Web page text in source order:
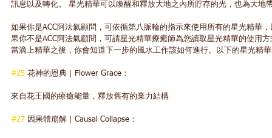
訊息以及轉化。 星光精華可以喚醒和釋放大地之內所貯存的光，也為大地
如果你是ACC阿法氣顧問，可依循第八脈輪的指示來使用所有的星光精華
果你不是ACC阿法氣顧問，可請星光精華療癒師為您讀取星光精華的使用
當滴上精華之後，你會知道下一步的風水工作該如何進行。以下的星光精
#25 花神的恩典｜Flower Grace：
來自花王國的療癒能量，釋放舊有的業力結構
#27 因果體崩解｜Causal Collapse：